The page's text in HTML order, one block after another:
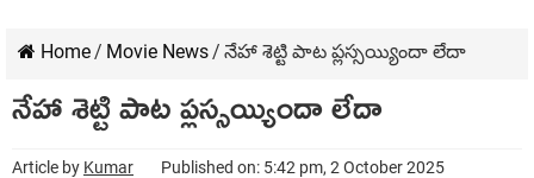
Home/ Movie News/ నేహా శెట్టి పాట ప్లస్సయ్యిందా లేదా
నేహా శెట్టి పాట ప్లస్సయ్యిందా లేదా
Article by Kumar Published on: 5:42 pm, 2 October 2025